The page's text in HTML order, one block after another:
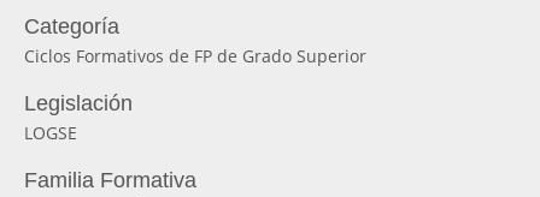
Categoría
Ciclos Formativos de FP de Grado Superior
Legislación
LOGSE
Familia Formativa